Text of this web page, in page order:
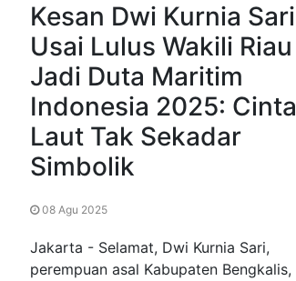
Kesan Dwi Kurnia Sari
Usai Lulus Wakili Riau
Jadi Duta Maritim
Indonesia 2025: Cinta
Laut Tak Sekadar
Simbolik
08 Agu 2025
Jakarta - Selamat, Dwi Kurnia Sari,
perempuan asal Kabupaten Bengkalis,